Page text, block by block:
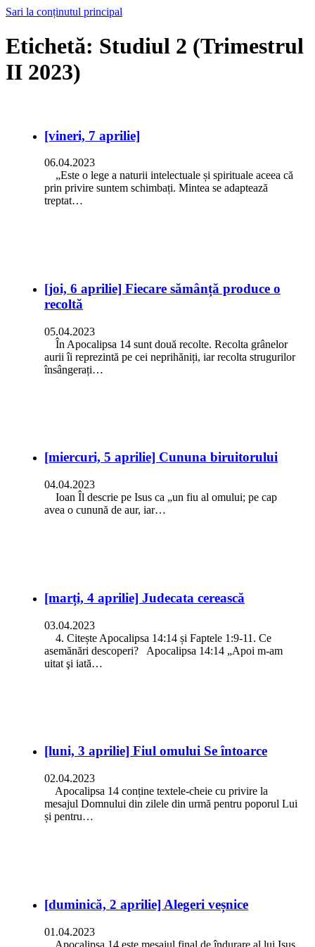
Sari la conținutul principal
Etichetă: Studiul 2 (Trimestrul
II 2023)
[vineri, 7 aprilie]
06.04.2023
„Este o lege a naturii intelectuale și spirituale aceea că
prin privire suntem schimbați. Mintea se adaptează
treptat…
[joi, 6 aprilie] Fiecare sămânță produce o
recoltă
05.04.2023
În Apocalipsa 14 sunt două recolte. Recolta grânelor
aurii îi reprezintă pe cei neprihăniți, iar recolta strugurilor
însângerați…
[miercuri, 5 aprilie] Cununa biruitorului
04.04.2023
Ioan Îl descrie pe Isus ca „un fiu al omului; pe cap
avea o cunună de aur, iar…
[marți, 4 aprilie] Judecata cerească
03.04.2023
4. Citește Apocalipsa 14:14 și Faptele 1:9-11. Ce
asemănări descoperi? Apocalipsa 14:14 „Apoi m-am
uitat şi iată…
[luni, 3 aprilie] Fiul omului Se întoarce
02.04.2023
Apocalipsa 14 conține textele-cheie cu privire la
mesajul Domnului din zilele din urmă pentru poporul Lui
și pentru…
[duminică, 2 aprilie] Alegeri veșnice
01.04.2023
Apocalipsa 14 este mesajul final de îndurare al lui Isus